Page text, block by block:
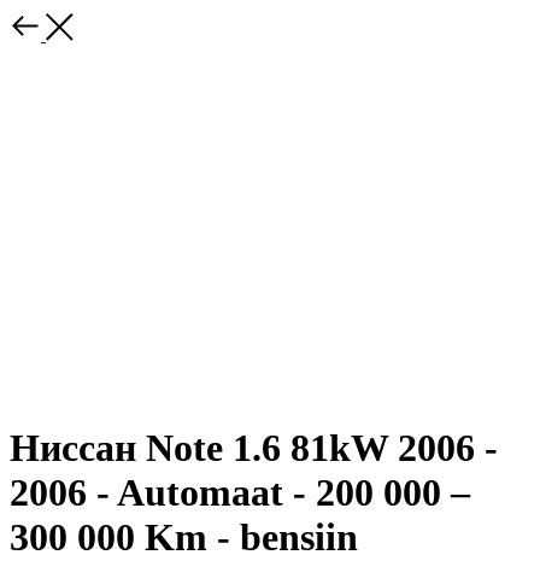
Ниссан Note 1.6 81kW 2006 -
2006 - Automaat - 200 000 –
300 000 Km - bensiin